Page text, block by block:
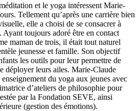
et le yoga intéressent Marie-
Tellement qu’après une carrière bien
elle a choisi de se consacrer à
Ayant toujours adoré être en contact
maman de trois, il était tout naturel
jeunesse et famille. Son objectif
les outils pour leur permettre de
déployer leurs ailes. Marie-Claude
du yoga aux jeunes avec
d’ateliers de philosophie pour
par la Fondation SEVE, ainsi
(gestion des émotions).